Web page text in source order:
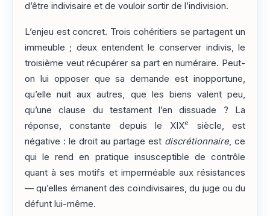
d’être indivisaire et de vouloir sortir de l’indivision.
L’enjeu est concret. Trois cohéritiers se partagent un
immeuble ; deux entendent le conserver indivis, le
troisième veut récupérer sa part en numéraire. Peut-
on lui opposer que sa demande est inopportune,
qu’elle nuit aux autres, que les biens valent peu,
qu’une clause du testament l’en dissuade ? La
réponse, constante depuis le XIXe
siècle, est
négative : le droit au partage est discrétionnaire, ce
qui le rend en pratique insusceptible de contrôle
quant à ses motifs et imperméable aux résistances
— qu’elles émanent des coïndivisaires, du juge ou du
défunt lui-même.